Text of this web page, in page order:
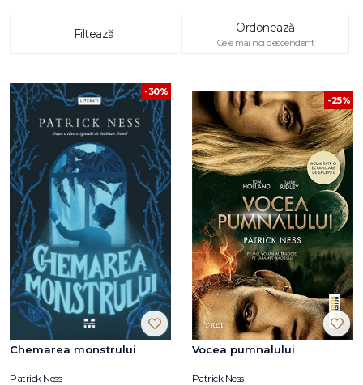
Filtează Ordonează
Cele mai noi descendent
-30%
Chemarea monstrului
Patrick Ness
-25%
Vocea pumnalului
Patrick Ness